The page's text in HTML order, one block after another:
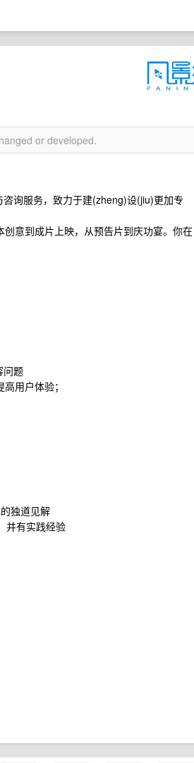
or developed.
询服务，致力于建(zheng)设(jiu)更加专
意到成片上映，从预告片到庆功宴。你在
问题
用户体验；
独道见解
并有实践经验